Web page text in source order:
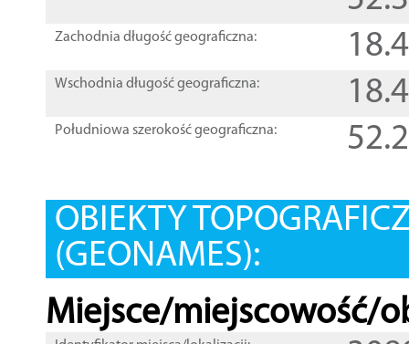
Zachodnia długość geograficzna:
Wschodnia długość geograficzna:
Południowa szerokość geograficzna:
OBIEKTY
(GEONAMES):
Miejsce/miejscowość/